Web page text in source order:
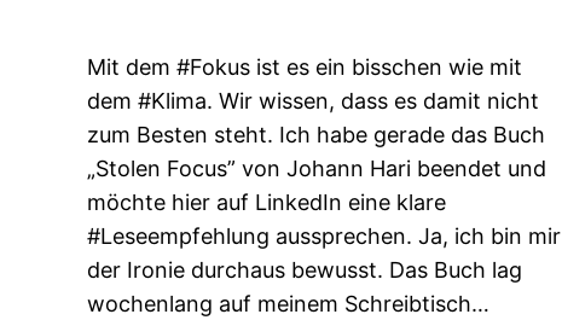
Mit dem #Fokus ist es ein bisschen wie mit
dem #Klima. Wir wissen, dass es damit nicht
zum Besten steht. Ich habe gerade das Buch
„Stolen Focus” von Johann Hari beendet und
möchte hier auf LinkedIn eine klare
#Leseempfehlung aussprechen. Ja, ich bin mir
der Ironie durchaus bewusst. Das Buch lag
wochenlang auf meinem Schreibtisch…